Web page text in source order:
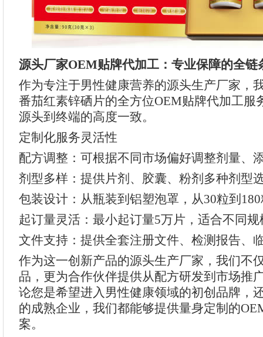
源头厂家OEM贴牌代加工：专业保障的全链
作为专注于男性健康营养的源头生产厂家，
番茄红素锌硒片的全方位OEM贴牌代加工服
源头到终端的高度一致。
定制化服务灵活性
配方调整：可根据不同市场偏好调整剂量、
剂型多样：提供片剂、胶囊、粉剂多种剂型
包装设计：从瓶装到铝塑泡罩，从30粒到
起订量灵活：最小起订量5万片，适合不同规
文件支持：提供全套注册文件、检测报告、
作为这一创新产品的源头生产厂家，我们不
品，更为合作伙伴提供从配方研发到市场推
论您是希望进入男性健康领域的初创品牌，
的成熟企业，我们都能够提供量身定制的
案。